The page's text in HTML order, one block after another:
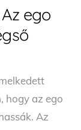
ego
hogy az ego
Az